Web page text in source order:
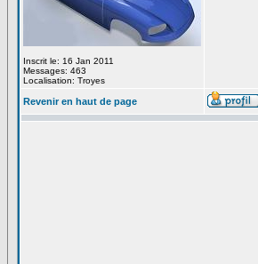
Inscrit le: 16 Jan 2011
Messages: 463
Localisation: Troyes
Revenir en haut de page